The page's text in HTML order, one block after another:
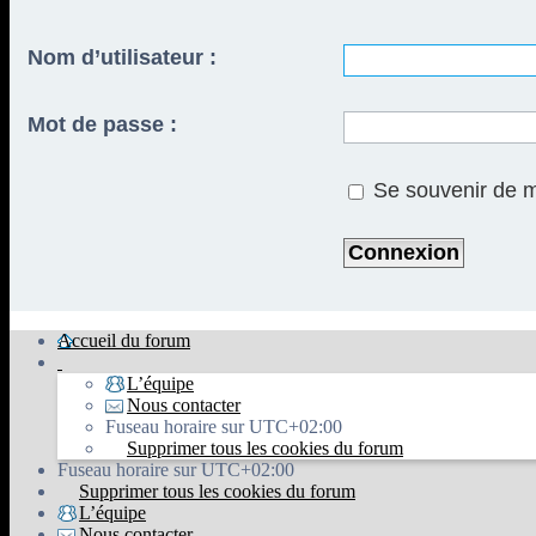
Nom d’utilisateur :
Mot de passe :
Se souvenir de
Accueil du forum
L’équipe
Nous contacter
Fuseau horaire surUTC+02:00
Supprimer tous les cookies du forum
Fuseau horaire surUTC+02:00
Supprimer tous les cookies du forum
L’équipe